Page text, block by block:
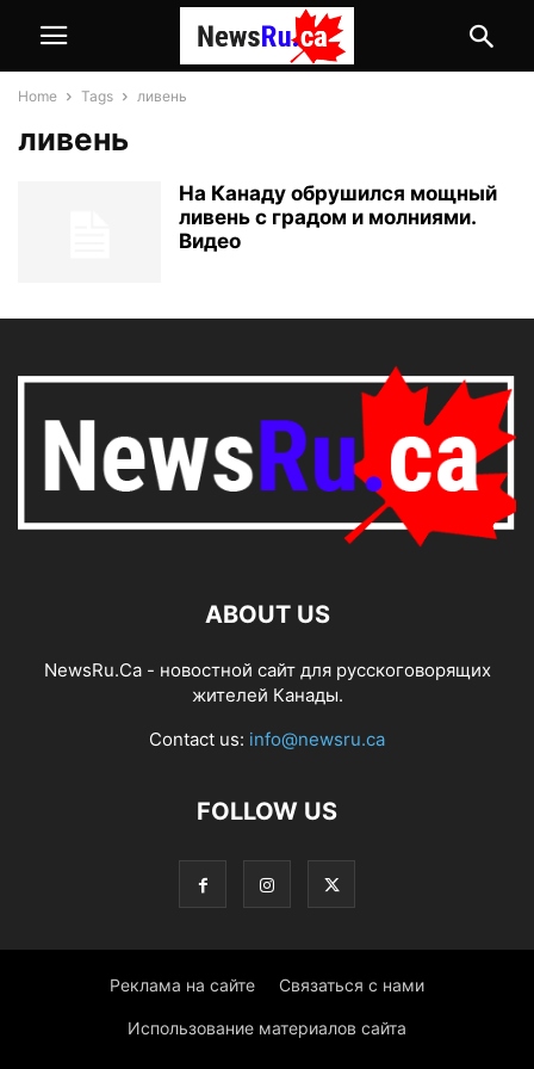
Home Tags ливень
ливень
На Канаду обрушился мощный
ливень с градом и молниями.
Видео
ABOUT US
NewsRu.Ca - новостной сайт для русскоговорящих
жителей Канады.
Contact us: info@newsru.ca
FOLLOW US
Реклама на сайте Связаться с нами
Использование материалов сайта